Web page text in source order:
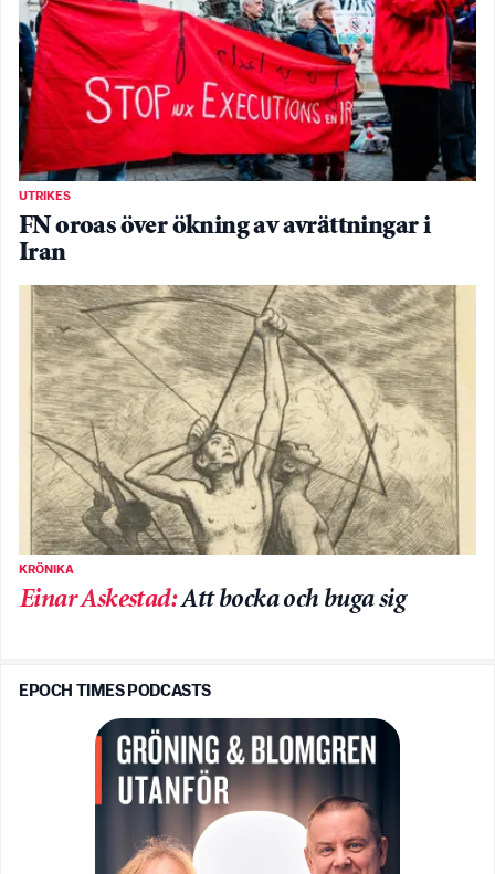
UTRIKES
FN oroas över ökning av avrättningar i
Iran
KRÖNIKA
Einar Askestad:Att bocka och buga sig
EPOCH TIMES PODCASTS